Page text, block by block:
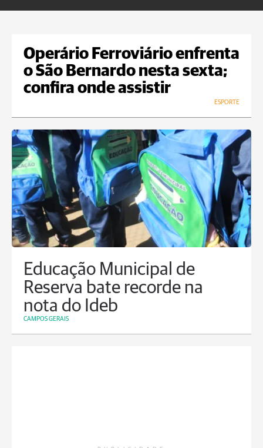
Operário Ferroviário enfrenta
o São Bernardo nesta sexta;
confira onde assistir
ESPORTE
Educação Municipal de
Reserva bate recorde na
nota do Ideb
CAMPOS GERAIS